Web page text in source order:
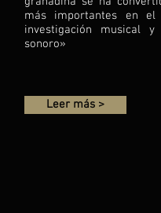
más importantes en
investigación musical
sonoro»
Leer más >